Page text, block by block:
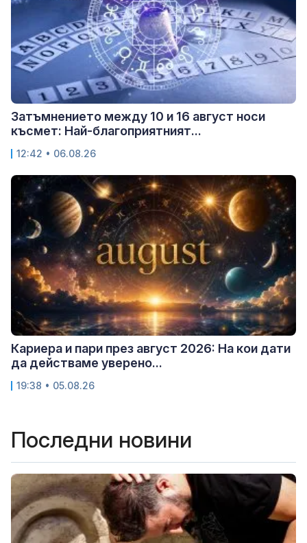
Затъмнението между 10 и 16 август носи
късмет: Най-благоприятният...
12:42 • 06.08.26
Кариера и пари през август 2026: На кои дати
да действаме уверено...
19:38 • 05.08.26
Последни новини